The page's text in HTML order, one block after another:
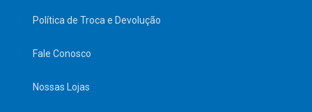
Política de Troca e Devolução
Fale Conosco
Nossas Lojas